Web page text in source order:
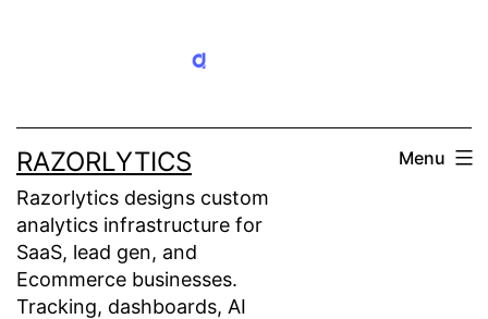
RAZORLYTICS
Razorlytics designs custom
analytics infrastructure for
SaaS, lead gen, and
Ecommerce businesses.
Tracking, dashboards, AI
Menu